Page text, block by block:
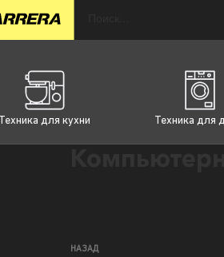
Техника для кухни Техника для
НАЗАД